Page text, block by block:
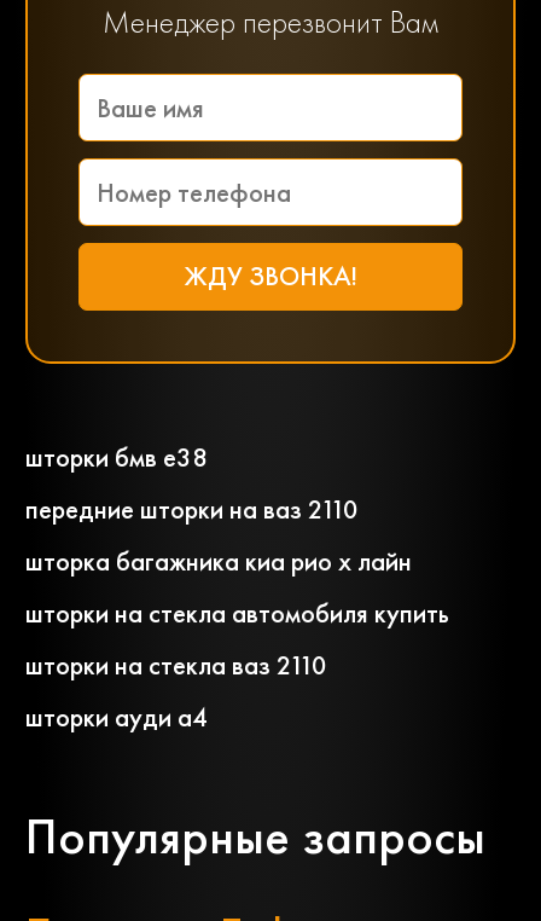
Популярные запросы
Менеджер перезвонит Вам
шторки бмв е38
передние шторки на ваз 2110
шторка багажника киа рио х лайн
шторки на стекла автомобиля купить
шторки на стекла ваз 2110
шторки ауди а4